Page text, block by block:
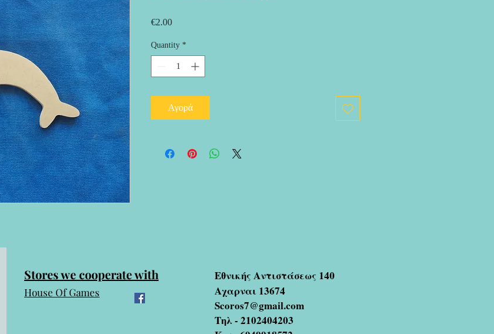
€2.00Price
Quantity *
Αγορά
Stores we cooperate with
House Of Games
Εθνικής Αντιστάσεως 140
Αχαρναι 13674
Scoros7@gmail.com
Τηλ - 2102404203